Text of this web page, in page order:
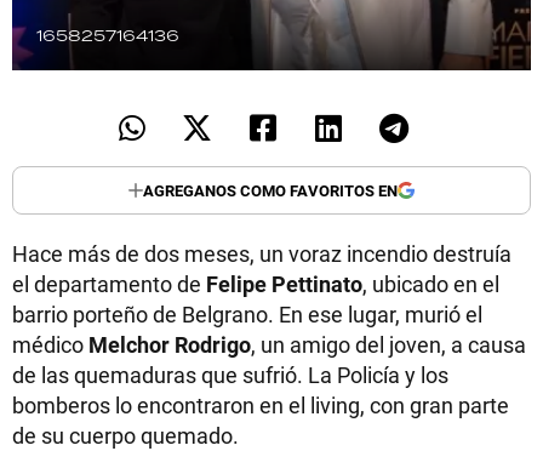
1658257164136
AGREGANOS COMO FAVORITOS EN
Hace más de dos meses, un voraz incendio destruía
el departamento de Felipe Pettinato, ubicado en el
barrio porteño de Belgrano. En ese lugar, murió el
médico Melchor Rodrigo, un amigo del joven, a causa
de las quemaduras que sufrió. La Policía y los
bomberos lo encontraron en el living, con gran parte
de su cuerpo quemado.